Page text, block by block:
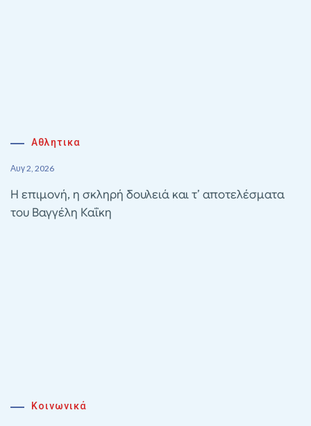
Αθλητικα
Αυγ 2, 2026
Η επιμονή, η σκληρή δουλειά και τ’ αποτελέσματα
του Βαγγέλη Καΐκη
Κοινωνικά